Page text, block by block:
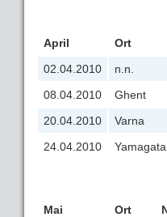
April Ort
02.04.2010
n.n.
08.04.2010
Ghent
20.04.2010
Varna
24.04.2010
Yamagata
Mai Ort